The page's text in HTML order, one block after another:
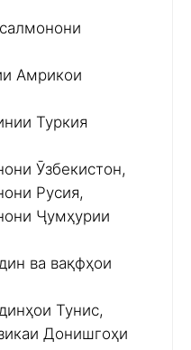
Амрикои
Туркия
Ӯзбекистон,
Русия,
Ҷумҳурии
ва вақфҳои
Тунис,
Донишгоҳи